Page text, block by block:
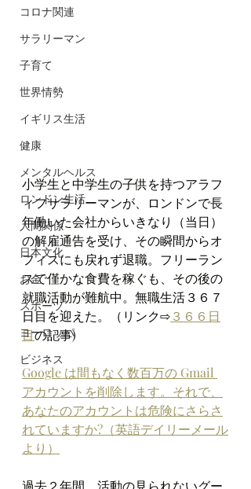
コロナ関連
サラリーマン
子育て
世界情勢
イギリス生活
健康
メンタルヘルス
ロンドン生活
人間関係
日本文化
お金
スポーツ
ヨーロッパ
ビジネス
小学生と中学生の子供を持つアラフ
ィフサラリーマンが、ロンドンで長
年働いた会社からいきなり（当日）
の解雇通告を受け、その瞬間からオ
フィスにも戻れず退職。フリーラン
スで僅かな食費を稼ぐも、その後の
就職活動が難航中。無職生活３６７
日目を迎えた。（リンク⇨３６ ６日
目の記事)
Google は間もなく数百万の Gmail
アカウントを削除します。それで、
あなたのアカウントは危険にさらさ
れていますか?（英語デイリーメール
より）
過去２年間、活動の見られないグー